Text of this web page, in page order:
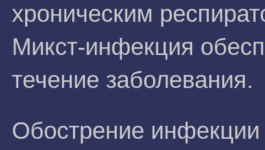
хроническим
Микст-инфекция
течение заболевания.
Обострение